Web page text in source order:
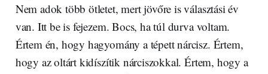
Nem adok több ötletet, mert jövőre is választási év
van. Itt be is fejezem. Bocs, ha túl durva voltam.
Értem én, hogy hagyomány a tépett nárcisz. Értem,
hogy az oltárt kidíszítik nárciszokkal. Értem, hogy a